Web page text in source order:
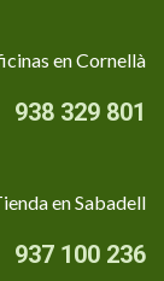
en Cornellà
938 329 801
en Sabadell
937 100 236